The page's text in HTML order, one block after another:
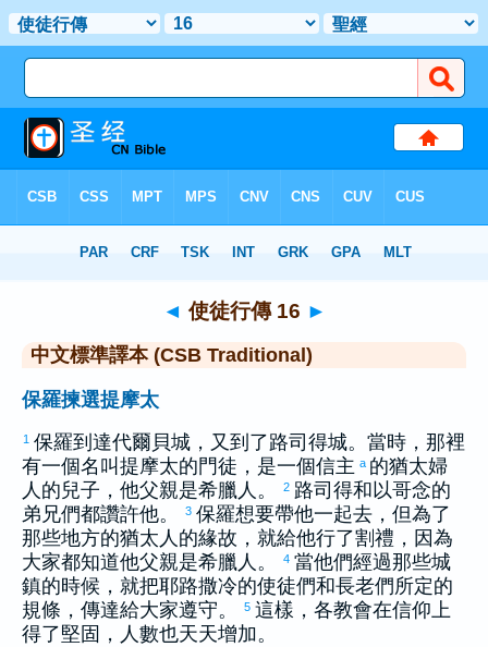
> 使徒行傳 16
◄ 使徒行傳 16 ►
中文標準譯本 (CSB Traditional)
保羅揀選提摩太
1 保羅到達代爾貝城，又到了路司得城。當時，那裡
有一個名叫 提摩太的門徒，是一個信主 a 的猶太婦
人的兒子，他父親是希臘人。 2 路司得和以哥念的
弟兄們都讚許他。
3 保羅想要帶他一起去，但為了
那些地方的猶太 人的緣故，就給他行了割禮，因為
大家都知道他父親是希臘人。 4 當他們經過那些城
鎮的時候，就把耶路撒冷的使徒們和長老們所定的
規條，傳達給大家遵守。
5 這樣，各教會在信仰上
得了堅固，人數也天天增加。